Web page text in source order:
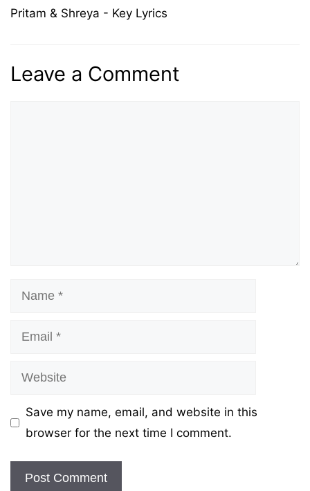
Pritam & Shreya - Key Lyrics
Leave a Comment
Name
Email
Website
Save my name, email, and website in this
browser for the next time I comment.